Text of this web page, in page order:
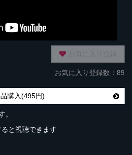
お気に入り登録数：89
購入(495円)
。
と視聴できます